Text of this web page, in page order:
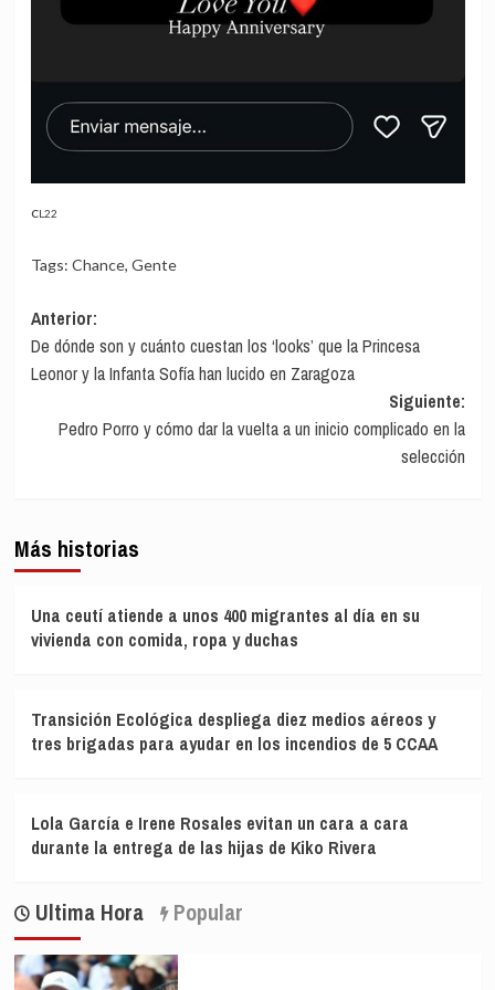
CL22
Tags: Chance, Gente
Navegación
de
entradas
Anterior:
De dónde son y cuánto cuestan los ‘looks’ que la Princesa
Leonor y la Infanta Sofía han lucido en Zaragoza
Siguiente:
Pedro Porro y cómo dar la vuelta a un inicio complicado en la
selección
Más historias
Una ceutí atiende a unos 400 migrantes al día en su
vivienda con comida, ropa y duchas
Transición Ecológica despliega diez medios aéreos y
tres brigadas para ayudar en los incendios de 5 CCAA
Lola García e Irene Rosales evitan un cara a cara
durante la entrega de las hijas de Kiko Rivera
Ultima Hora Popular